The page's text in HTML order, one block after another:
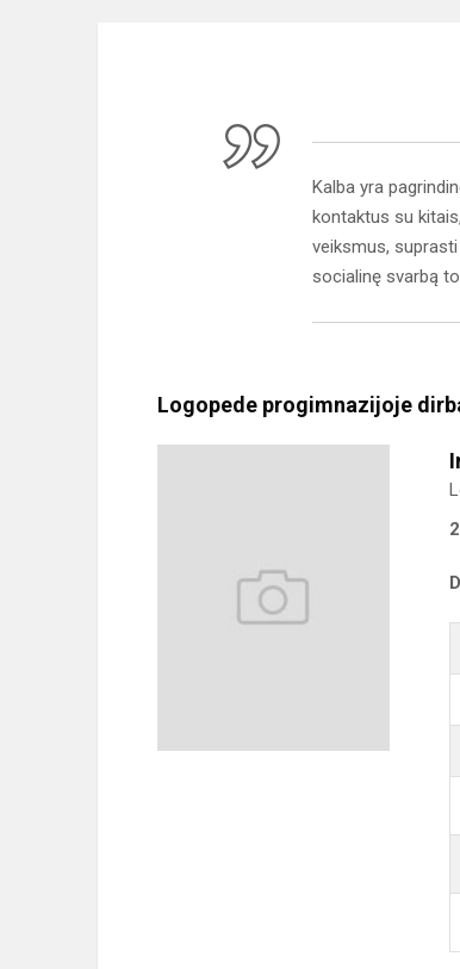
Kalba yra
kontaktus su
veiksmus,
socialinę svarbą
Logopede progimnazijoje